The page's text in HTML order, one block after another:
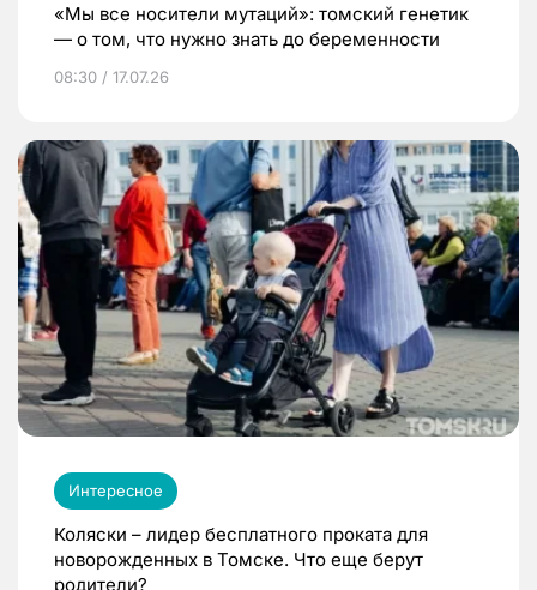
«Мы все носители мутаций»: томский генетик
— о том, что нужно знать до беременности
08:30 / 17.07.26
Интересное
Коляски – лидер бесплатного проката для
новорожденных в Томске. Что еще берут
родители?